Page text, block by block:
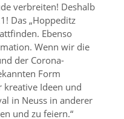
verbreiten! Deshalb
Das „Hoppeditz
Ebenso
Wenn wir die
der Corona-
Form
kreative Ideen und
in Neuss in anderer
und zu feiern.“